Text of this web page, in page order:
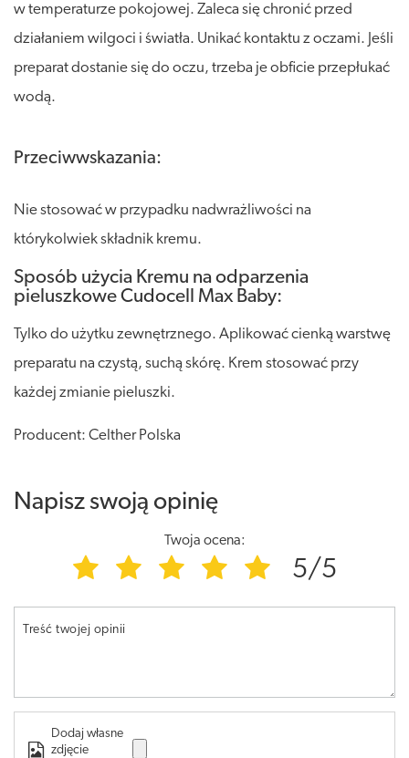
w temperaturze pokojowej. Zaleca się chronić przed
działaniem wilgoci i światła. Unikać kontaktu z oczami. Jeśli
preparat dostanie się do oczu, trzeba je obficie przepłukać
wodą.
Przeciwwskazania:
Nie stosować w przypadku nadwrażliwości na
którykolwiek składnik kremu.
Sposób użycia Kremu na odparzenia
pieluszkowe Cudocell Max Baby:
Tylko do użytku zewnętrznego. Aplikować cienką warstwę
preparatu na czystą, suchą skórę. Krem stosować przy
każdej zmianie pieluszki.
Producent: Celther Polska
Napisz swoją opinię
Twoja ocena:
5/5
Treść twojej opinii
Dodaj własne
zdjęcie